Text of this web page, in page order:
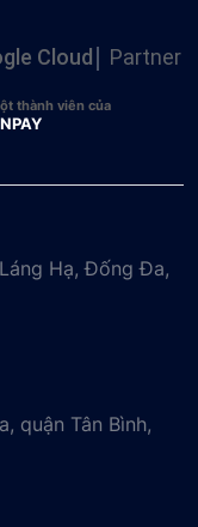
Cloud Partner
thành viên của
Hạ, Đống Đa,
quận Tân Bình,